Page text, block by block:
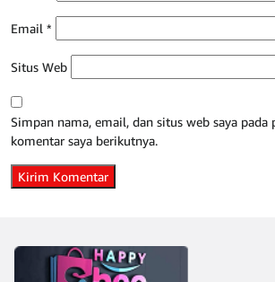
Email *
Situs Web
Simpan nama, email, dan situs web saya
komentar saya berikutnya.